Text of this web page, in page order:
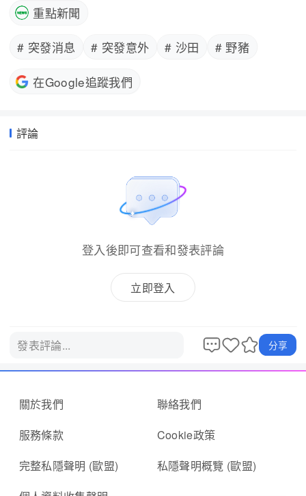
重點新聞
# 突發消息 # 突發意外 # 沙田 # 野豬
在Google追蹤我們
評論
登入後即可查看和發表評論
立即登入
發表評論... 分享
關於我們
服務條款
完整私隱聲明 (歐盟)
聯絡我們
Cookie政策
私隱聲明概覽 (歐盟)